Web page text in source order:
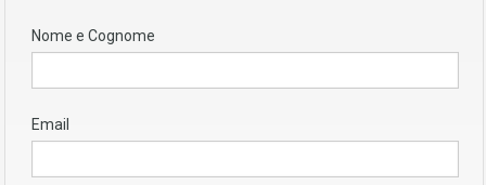
Nome e Cognome
Email